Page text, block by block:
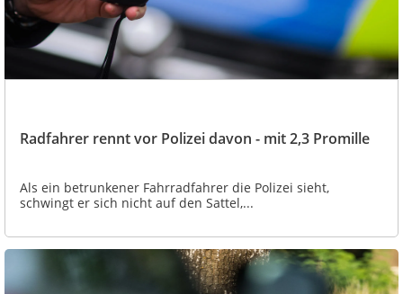
Radfahrer rennt vor Polizei davon - mit 2,3 Promille
Als ein betrunkener Fahrradfahrer die Polizei sieht,
schwingt er sich nicht auf den Sattel,...